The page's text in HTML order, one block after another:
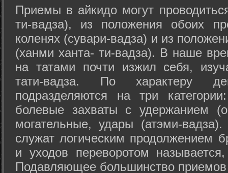
Приемы в айкидо могут
ти-вадза), из положения обоих
коленях (сувари-вадза) и из
(ханми ханта- ти-вадза). В наше
на татами почти изжил себя,
тати-вадза. По характеру
подразделяются на три
болевые захваты с удержанием
могательные, удары (атэми-
служат логическим продолжением
и уходов переворотом
Подавляющее большинство